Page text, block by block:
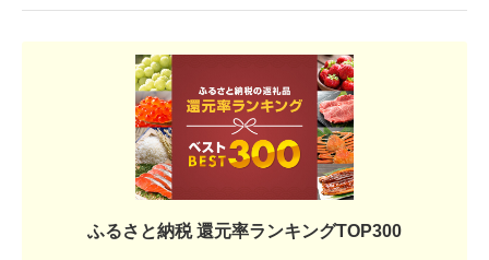
ふるさと納税 還元率ランキングTOP300